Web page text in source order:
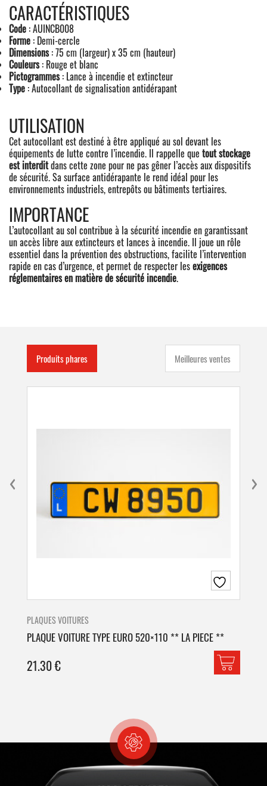
CARACTÉRISTIQUES
Code : AUINCB008
Forme : Demi-cercle
Dimensions: 75 cm (largeur) x 35 cm (hauteur)
Couleurs: Rouge et blanc
Pictogrammes: Lance à incendie et extincteur
Type : Autocollant de signalisation antidérapant
UTILISATION
Cet autocollant est destiné à être appliqué au sol devant les
équipements de lutte contre l’incendie. Il rappelle que tout stockage
est interditdans cette zone pour ne pas gêner l’accès aux dispositifs
de sécurité. Sa surface antidérapante le rend idéal pour les
environnements industriels, entrepôts ou bâtiments tertiaires.
IMPORTANCE
L’autocollant au sol contribue à la sécurité incendie en garantissant
un accès libre aux extincteurs et lances à incendie. Il joue un rôle
essentiel dans la prévention des obstructions, facilite l’intervention
rapide en cas d’urgence, et permet de respecter lesexigences
réglementaires en matière de sécurité incendie.
Produits phares Meilleures ventes
PLAQUES VOITURES
PLAQUE VOITURE TYPE EURO 520×110 ** LA PIECE **
21.30€